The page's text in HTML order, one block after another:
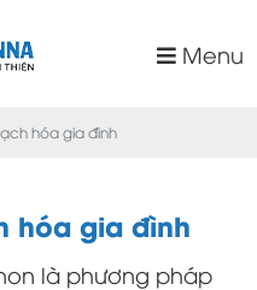
Menu
hóa gia đình
hóa gia đình
là phương pháp